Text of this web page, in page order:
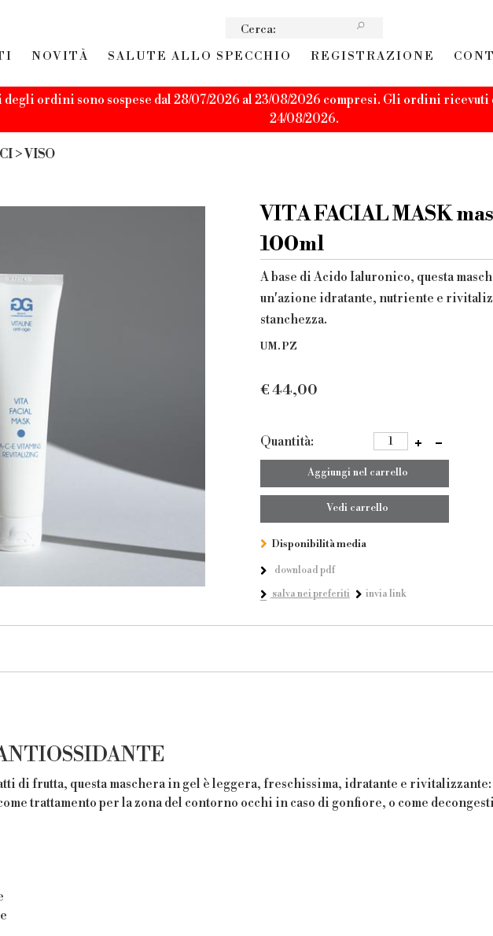
NOVITÀ SALUTE ALLO SPECCHIO REGISTRAZIONE
degli ordini sono sospese dal 28/07/2026 al 23/08/2026 compresi. Gli ordini
24/08/2026.
> VISO
VITA FACIAL MASK
100ml
A base di Acido Ialuronico, questa
un'azione idratante, nutriente e
stanchezza.
UM. PZ
€44,00
Quantità:
Aggiungi nel carrello
Vedi carrello
Disponibilità media
download pdf
salva nei preferiti
invia link
di frutta, questa maschera in gel è leggera, freschissima, idratante e
trattamento per la zona del contorno occhi in caso di gonfiore, o come